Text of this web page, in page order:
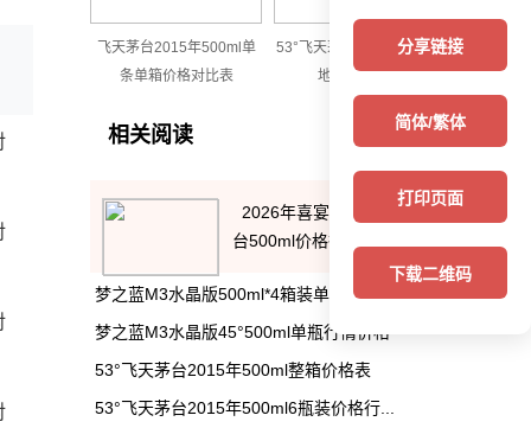
飞天茅台2015年500ml单
条单箱价格对比表
53°飞天茅台2015年500ml
地区行情价格
相关阅读
2026年喜宴中国红43度茅
台500ml价格行...
梦之蓝M3水晶版500ml*4箱装单瓶价格表
梦之蓝M3水晶版45°500ml单瓶行情价格
53°飞天茅台2015年500ml整箱价格表
53°飞天茅台2015年500ml6瓶装价格行...
分享链接
简体/繁体
打印页面
下载二维码